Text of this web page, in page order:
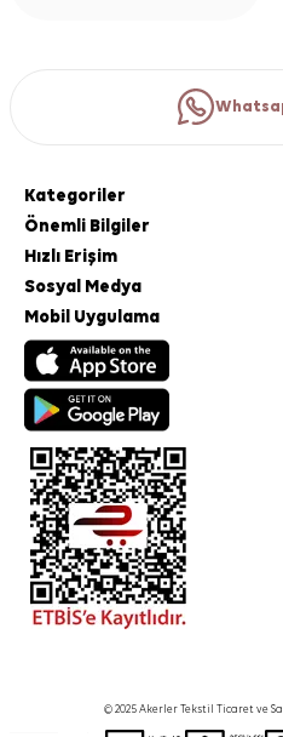
Kategoriler
Önemli Bilgiler
Hızlı Erişim
Sosyal Medya
Mobil Uygulama
© 2025 Akerler Tekstil Ticaret ve